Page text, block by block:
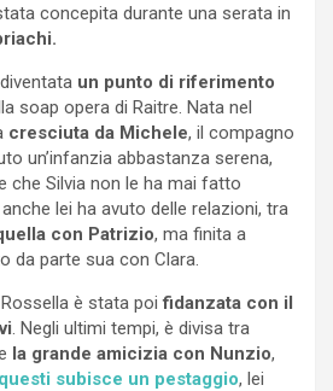
concepita durante una serata in
un punto di riferimento
soap opera di Raitre. Nata nel
cresciuta da Michele, il compagno
un’infanzia abbastanza serena,
che Silvia non le ha mai fatto
lei ha avuto delle relazioni, tra
con Patrizio, ma finita a
da parte sua con Clara.
è stata poifidanzata con il
. Negli ultimi tempi, è divisa tra
la grande amicizia con Nunzio,
subisce un pestaggio, lei